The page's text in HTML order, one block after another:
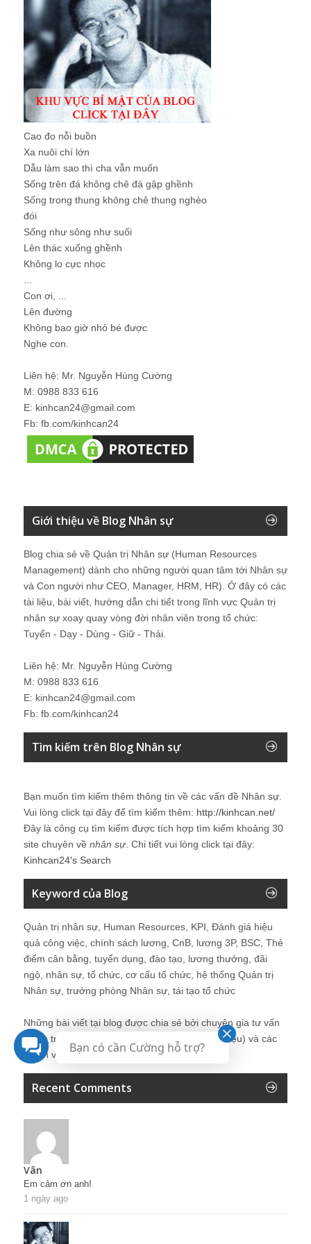
Cao đo nỗi buồn
Xa nuôi chí lớn
Dẫu làm sao thì cha vẫn muốn
Sống trên đá không chê đá gập ghềnh
Sống trong thung không chê thung nghèo
đói
Sống như sông như suối
Lên thác xuống ghềnh
Không lo cực nhọc
Con ơi, ...
Lên đường
Không bao giờ nhỏ bé được
Nghe con.
Liên hệ: Mr. Nguyễn Hùng Cường
M: 0988 833 616
E: kinhcan24@gmail.com
Fb: fb.com/kinhcan24
Giới thiệu về Blog Nhân sự
Blog chia sẻ về Quản trị Nhân sự (Human Resources
Management) dành cho những người quan tâm tới Nhân sự
và Con người như CEO, Manager, HRM, HR). Ở đây có các
tài liệu, bài viết, hướng dẫn chi tiết trong lĩnh vực Quản trị
nhân sự xoay quay vòng đời nhân viên trong tổ chức:
Tuyển - Dạy - Dùng - Giữ - Thải.
Liên hệ: Mr. Nguyễn Hùng Cường
M: 0988 833 616
E: kinhcan24@gmail.com
Fb: fb.com/kinhcan24
Tìm kiếm trên Blog Nhân sự
Bạn muốn tìm kiếm thêm thông tin về các vấn đề Nhân sự
Vui lòng click tại đây để tìm kiếm thêm: http://kinhcan.net/
Đây là công cụ tìm kiếm được tích hợp tìm kiếm khoảng 30
site chuyên về nhân sự. Chi tiết vui lòng click tại đây:
Kinhcan24′s Search
Keyword của Blog
Quản trị nhân sự, Human Resources, KPI, Đánh giá hiệu
quả công việc, chính sách lương, CnB, lương 3P, BSC, Thẻ
điểm cân bằng, tuyển dụng, đào tạo, lương thưởng, đãi
ngộ, nhân sự, tổ chức, cơ cấu tổ chức, hệ thống Quản trị
Nhân sự, trưởng phòng Nhân sự, tái tạo tổ chức
Những bài viết tại blog được chia sẻ bởi chuyên gia tư vấn
Quản trị Nhân sự Nguyễn Hùng Cường (
giới thiệu) và các
thành viên khác trong cộng đồng Nhân sự.
Recent Comments
Vân
Em cảm ơn anh!
1 ngày ago
Bạn có cần Cường hỗ trợ?